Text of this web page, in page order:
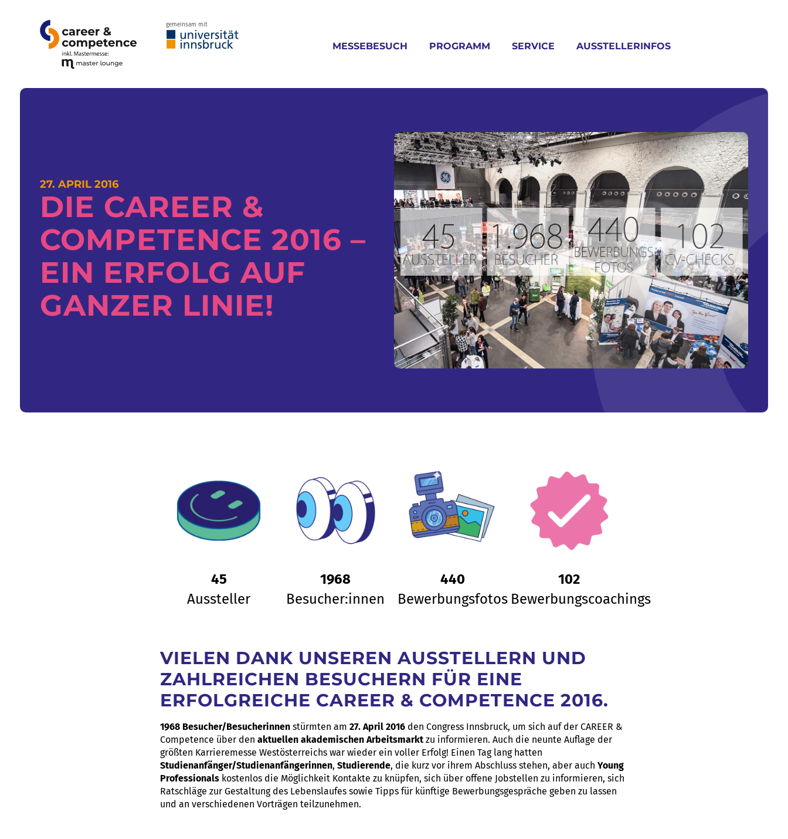
gemeinsam mit
MESSEBESUCH PROGRAMM SERVICE AUSSTELLERINFOS
27. APRIL 2016
DIE CAREER &
COMPETENCE 2016 –
EIN ERFOLG AUF
GANZER LINIE!
45
Aussteller
1968
Besucher:innen
440
Bewerbungsfotos
102
Bewerbungscoachings
VIELEN DANK UNSEREN AUSSTELLERN UND
ZAHLREICHEN BESUCHERN FÜR EINE
ERFOLGREICHE CAREER & COMPETENCE 2016.
1968 Besucher/Besucherinnen stürmten am 27. April 2016 den Congress Innsbruck, um sich auf der CAREER &
Competence über denaktuellen akademischen Arbeitsmarktzu informieren. Auch die neunte Auflage der
größten Karrieremesse Westösterreichs war wieder ein voller Erfolg! Einen Tag lang hatten
Studienanfänger/Studienanfängerinnen,Studierende, die kurz vor ihrem Abschluss stehen, aber auchYoung
Professionals kostenlos die Möglichkeit Kontakte zu knüpfen, sich über offene Jobstellen zu informieren, sich
Ratschläge zur Gestaltung des Lebenslaufes sowie Tipps für künftige Bewerbungsgespräche geben zu lassen
und an verschiedenen Vorträgen teilzunehmen.